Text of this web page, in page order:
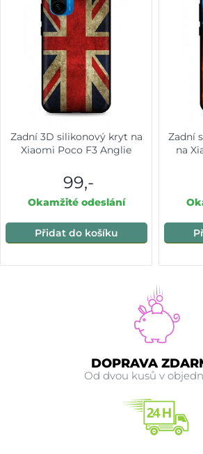
Zadní 3D silikonový kryt na
Xiaomi Poco F3 Anglie
99,-
Okamžité odeslání
Přidat do košíku
Zadní
na
DOPRAVA
Od dvou kusů v